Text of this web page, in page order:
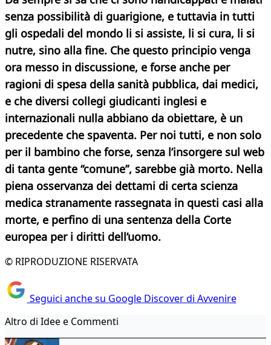
senza possibilità di guarigione, e tuttavia in tutti
gli ospedali del mondo li si assiste, li si cura, li si
nutre, sino alla fine. Che questo principio venga
ora messo in discussione, e forse anche per
ragioni di spesa della sanità pubblica, dai medici,
e che diversi collegi giudicanti inglesi e
internazionali nulla abbiano da obiettare, è un
precedente che spaventa. Per noi tutti, e non solo
per il bambino che forse, senza l’insorgere sul web
di tanta gente “comune”, sarebbe già morto. Nella
piena osservanza dei dettami di certa scienza
medica stranamente rassegnata in questi casi alla
morte, e perfino di una sentenza della Corte
europea per i diritti dell’uomo.
© RIPRODUZIONE RISERVATA
Seguici anche su Google Discover di Avvenire
Altro di Idee e Commenti